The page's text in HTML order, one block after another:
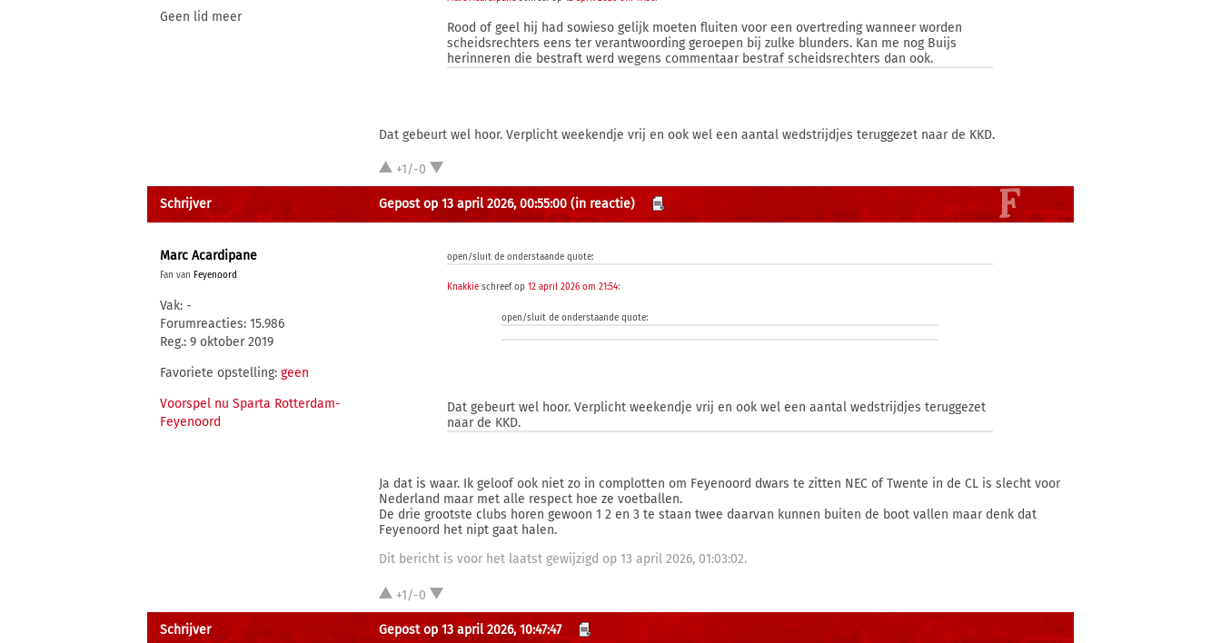
Geen lid meer
Rood of geel hij had sowieso gelijk moeten fluiten voor een overtreding wanneer worden
scheidsrechters eens ter verantwoording geroepen bij zulke blunders. Kan me nog Buijs
herinneren die bestraft werd wegens commentaar bestraf scheidsrechters dan ook.
Dat gebeurt wel hoor. Verplicht weekendje vrij en ook wel een aantal wedstrijdjes teruggezet naar de KKD.
+1/-0
Schrijver Gepost op 13 april 2026, 00:55:00 (in reactie)
Marc Acardipane
Fan van Feyenoord
Vak: -
Forumreacties: 15.986
Reg.: 9 oktober 2019
Favoriete opstelling: geen
Voorspel nu Sparta Rotterdam-
Feyenoord
open/sluit de onderstaande quote:
Knakkie schreef op12 april 2026 om 21:54:
open/sluit de onderstaande quote:
Dat gebeurt wel hoor. Verplicht weekendje vrij en ook wel een aantal wedstrijdjes teruggezet
naar de KKD.
Ja dat is waar. Ik geloof ook niet zo in complotten om Feyenoord dwars te zitten NEC of Twente in de CL is slecht voor
Nederland maar met alle respect hoe ze voetballen.
De drie grootste clubs horen gewoon 1 2 en 3 te staan twee daarvan kunnen buiten de boot vallen maar denk dat
Feyenoord het nipt gaat halen.
Dit bericht is voor het laatst gewijzigd op 13 april 2026, 01:03:02.
+1/-0
Schrijver Gepost op 13 april 2026, 10:47:47